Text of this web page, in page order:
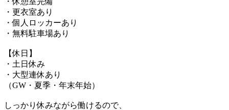
・更衣室あり
・個人ロッカーあり
・無料駐車場あり
【休日】
・土日休み
・大型連休あり
（GW・夏季・年末年始）
しっかり休みながら働けるので、